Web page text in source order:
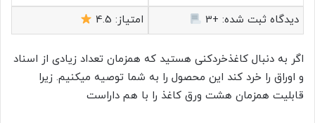
دیدگاه ثبت شده: +3 امتیاز: 4.5
اگر به دنبال کاغذخردکنی هستید که همزمان تعداد زیادی از اسناد
و اوراق را خرد کند این محصول را به شما توصیه میکنیم. زیرا
قابلیت همزمان هشت ورق کاغذ را با هم داراست